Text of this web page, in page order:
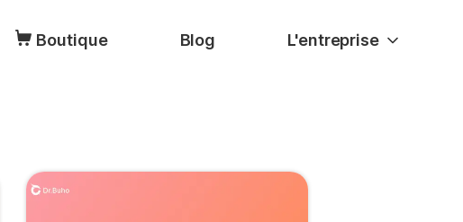
Boutique Blog L'entreprise